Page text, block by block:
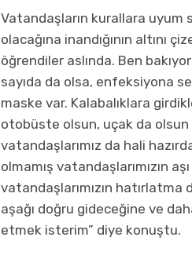
Vatandaşların kurallara uyum
olacağına inandığının altını
öğrendiler aslında. Ben
sayıda da olsa, enfeksiyona
maske var. Kalabalıklara
otobüste olsun, uçak da olsun
vatandaşlarımız da hali
olmamış vatandaşlarımızın
vatandaşlarımızın hatırlatma
aşağı doğru gideceğine ve
etmek isterim” diye konuştu.